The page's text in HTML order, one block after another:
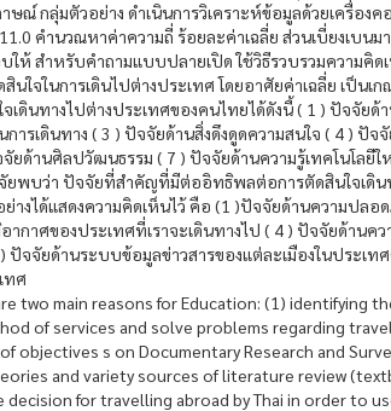
ณ์ กลุ่มตัวอย่าง ดำเนินการวิเคราะห์ข้อมูลด้วยเครื่องค
คำนวณหาค่าความถี่ ร้อยละค่าเฉลี่ย ส่วนเบี่ยงเบ
ห้ สำหรับคำถามแบบปลายเปิด ใช้วิธีรวบรวมความคิ
นใจในการเดินไปต่างประเทศ โดยอาศัยค่าเฉลี่ย เป็น
เดินทางไปต่างประเทศของคนไทยได้ดังนี้ ( 1 ) ปัจจัย
ารเดินทาง ( 3 ) ปัจจัยด้านสิ่งดึงดูดความสนใจ ( 4 ) ปั
ยด้านศิลปวัฒนธรรม ( 7 ) ปัจจัยด้านความรู้เทคโนโลยี
ยพบว่า ปัจจัยที่สำคัญที่มีต่ออิทธิพลต่อการตัดสินใจเดิน
ย่างได้แสดงความคิดเห็นไว้ คือ (1 )ปัจจัยด้านความปล
ากาศของประเทศที่เราจะเดินทางไป ( 4 ) ปัจจัยด้านค
ปัจจัยด้านระบบข้อมูลข่าวสารของแต่ละเมืองในประเ
ทศ
two main reasons for Education: (1) identifying
of services and solve problems regarding
objectives s on Documentary Research and
and variety sources of literature review
for travelling abroad by Thai in order to